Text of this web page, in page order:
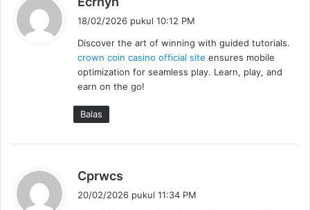
k
a
t
a
18/02/2026 pukul 10:12 PM
Discover the art of winning with guided tutorials.
crown coin casino official site ensures mobile
optimization for seamless play. Learn, play, and
earn on the go!
Balas
Cprwcs
20/02/2026 pukul 11:34 PM